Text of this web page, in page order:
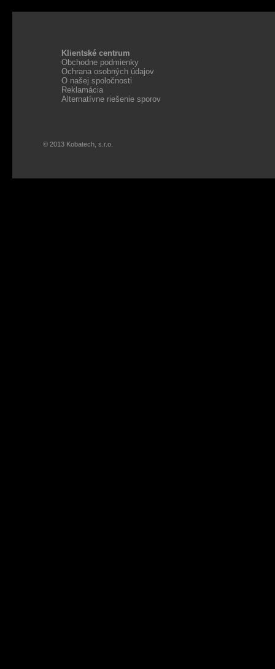
Klientské centrum
Obchodne podmienky
Ochrana osobných údajov
O našej spoločnosti
Reklamácia
Alternatívne riešenie sporov
© 2013 Kobatech, s.r.o.